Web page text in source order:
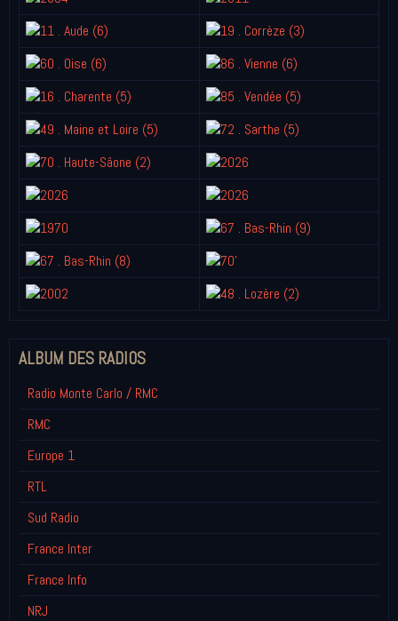
ALBUM DES RADIOS
Radio Monte Carlo / RMC
RMC
Europe 1
RTL
Sud Radio
France Inter
France Info
NRJ